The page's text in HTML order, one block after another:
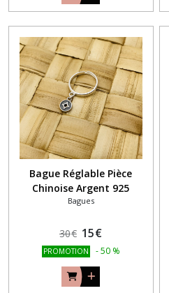
Bague Réglable Pièce
Chinoise Argent 925
Bagues
30€ 15€
PROMOTION -50 %